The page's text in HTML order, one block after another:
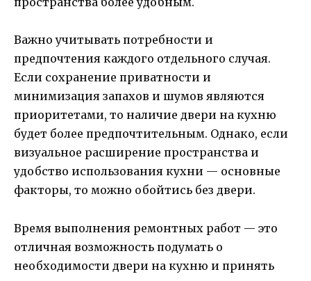
Важно учитывать потребности и
предпочтения каждого отдельного случая.
Если сохранение приватности и
минимизация запахов и шумов являются
приоритетами, то наличие двери на кухню
будет более предпочтительным. Однако, если
визуальное расширение пространства и
удобство использования кухни — основные
факторы, то можно обойтись без двери.
Время выполнения ремонтных работ — это
отличная возможность подумать о
необходимости двери на кухню и принять